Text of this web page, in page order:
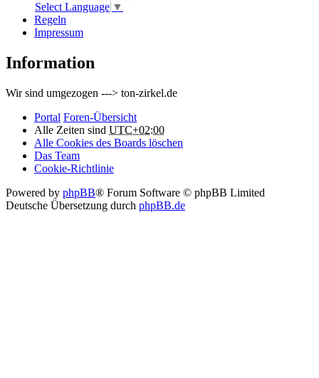
Select Language ▼
Regeln
Impressum
Information
Wir sind umgezogen ---> ton-zirkel.de
Portal Foren-Übersicht
Alle Zeiten sind UTC+02:00
Alle Cookies des Boards löschen
Das Team
Cookie-Richtlinie
Powered by phpBB® Forum Software © phpBB Limited
Deutsche Übersetzung durch phpBB.de